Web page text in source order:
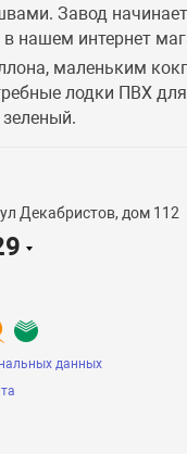
Завод
интернет
маленьким
лодки ПВХ
Декабристов, дом 112
данных